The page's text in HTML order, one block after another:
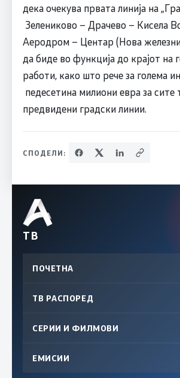
дека очекува првата линија на
Зелениково – Драчево – Кисела
Аеродром – Центар (Нова
да биде во функција до крајот на
работи, како што рече за голема
педесетина милиони евра за сите
предвидени градски линии.
СПОДЕЛИ:
ТВ
ПОЧЕТНА
ТВ РАСПОРЕД
СЕРИИ И ФИЛМОВИ
ЕМИСИИ